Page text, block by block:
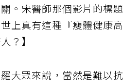
。宋醫師那個影片的標題
上真有這種『瘦體健康高
？】
大眾來說，當然是難以抗